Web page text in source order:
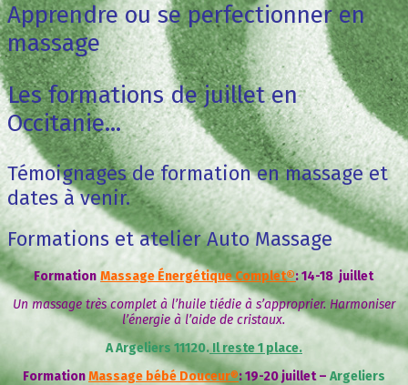
Apprendre ou se perfectionner en
massage
Les formations de juillet en
Occitanie...
Témoignages de formation en massage et
dates à venir.
Formations et atelier Auto Massage
Formation Massage Énergétique Complet®: 14-18 juillet
Un massage très complet à l’huile tiédie à s’approprier. Harmoniser
l’énergie à l’aide de cristaux.
A Argeliers 11120.Il reste 1 place.
FormationMassage bébé Douceur®: 19-20 juillet – Argeliers